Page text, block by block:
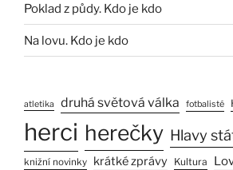
Poklad z půdy. Kdo je kdo
Na lovu. Kdo je kdo
atletika druhá světová válka fotbalisté
herci herečky Hlavy
knižní novinky krátké zprávy Kultura